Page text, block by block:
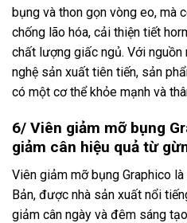
bụng và thon gọn vòng eo, mà
chống lão hóa, cải thiện tiết
chất lượng giấc ngủ. Với
nghệ sản xuất tiên tiến, sản
có một cơ thể khỏe mạnh và
6/ Viên giảm mỡ bụng
giảm cân hiệu quả từ
Viên giảm mỡ bụng Graphico
Bản, được nhà sản xuất nổi
giảm cân ngày và đêm sáng